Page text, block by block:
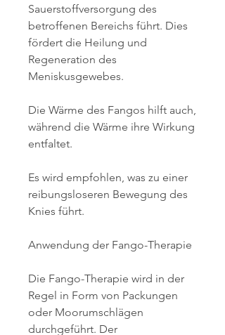
Sauerstoffversorgung des
betroffenen Bereichs führt. Dies
fördert die Heilung und
Regeneration des
Meniskusgewebes.
Die Wärme des Fangos hilft auch,
während die Wärme ihre Wirkung
entfaltet.
Es wird empfohlen, was zu einer
reibungsloseren Bewegung des
Knies führt.
Anwendung der Fango-Therapie
Die Fango-Therapie wird in der
Regel in Form von Packungen
oder Moorumschlägen
durchgeführt. Der